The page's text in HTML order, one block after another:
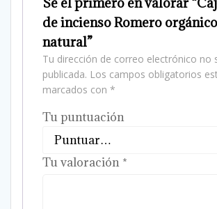
de incienso Romero
natural”
Tu dirección de correo electrónico no
publicada. Los campos obligatorios
marcados con *
Tu puntuación
Tu valoración *